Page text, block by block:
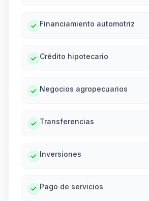
Financiamiento automotriz
Crédito hipotecario
Negocios agropecuarios
Transferencias
Inversiones
Pago de servicios